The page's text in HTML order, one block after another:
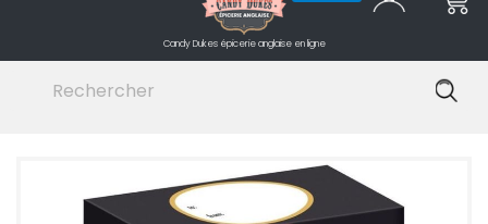
Candy Dukes épicerie anglaise en ligne